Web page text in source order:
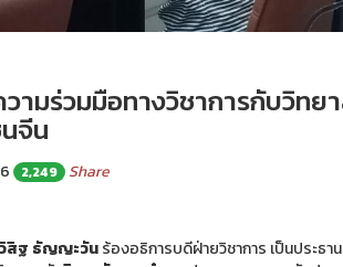
วามร่วมมือทางวิชาการกับวิทย
จีน
2,249
Share
วิสิฐ ธัญญะวันร้องอธิการบดีฝ่ายวิชาการ เป็นประธ